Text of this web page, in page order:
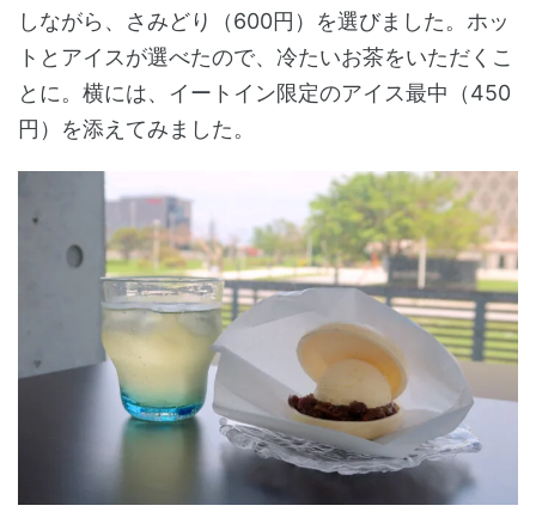
しながら、さみどり（600円）を選びました。ホッ
トとアイスが選べたので、冷たいお茶をいただくこ
とに。横には、イートイン限定のアイス最中（450
円）を添えてみました。